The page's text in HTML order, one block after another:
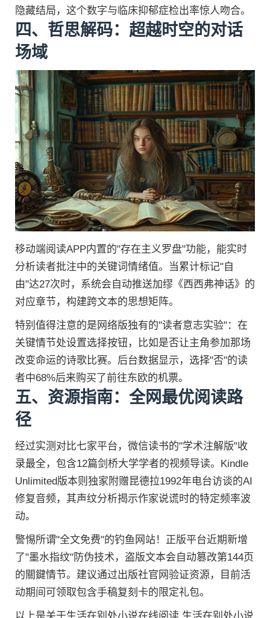
隐藏结局，这个数字与临床抑郁症检出率惊人吻合。
四、哲思解码：超越时空的对话
场域
移动端阅读APP内置的"存在主义罗盘"功能，能实时
分析读者批注中的关键词情绪值。当累计标记"自
由"达27次时，系统会自动推送加缪《西西弗神话》的
对应章节，构建跨文本的思想矩阵。
特别值得注意的是网络版独有的"读者意志实验"：在
关键情节处设置选择按钮，比如是否让主角参加那场
改变命运的诗歌比赛。后台数据显示，选择"否"的读
者中68%后来购买了前往东欧的机票。
五、资源指南：全网最优阅读路
径
经过实测对比七家平台，微信读书的"学术注解版"收
录最全，包含12篇剑桥大学学者的视频导读。Kindle
Unlimited版本则独家附赠昆德拉1992年电台访谈的AI
修复音频，其声纹分析揭示作家说谎时的特定频率波
动。
警惕所谓"全文免费"的钓鱼网站！正版平台近期新增
了"墨水指纹"防伪技术，盗版文本会自动篡改第144页
的關鍵情节。建议通过出版社官网验证资源，目前活
动期间可领取包含手稿复刻卡的限定礼包。